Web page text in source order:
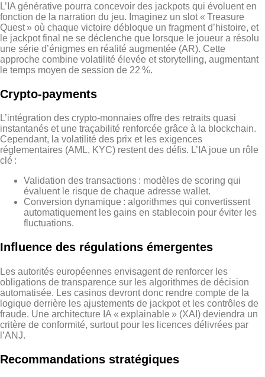
L’IA générative pourra concevoir des jackpots qui évoluent en
fonction de la narration du jeu. Imaginez un slot « Treasure
Quest » où chaque victoire débloque un fragment d’histoire, et
le jackpot final ne se déclenche que lorsque le joueur a résolu
une série d’énigmes en réalité augmentée (AR). Cette
approche combine volatilité élevée et storytelling, augmentant
le temps moyen de session de 22 %.
Crypto‑payments
L’intégration des crypto‑monnaies offre des retraits quasi
instantanés et une traçabilité renforcée grâce à la blockchain.
Cependant, la volatilité des prix et les exigences
réglementaires (AML, KYC) restent des défis. L’IA joue un rôle
clé :
Validation des transactions : modèles de scoring qui
évaluent le risque de chaque adresse wallet.
Conversion dynamique : algorithmes qui convertissent
automatiquement les gains en stablecoin pour éviter les
fluctuations.
Influence des régulations émergentes
Les autorités européennes envisagent de renforcer les
obligations de transparence sur les algorithmes de décision
automatisée. Les casinos devront donc rendre compte de la
logique derrière les ajustements de jackpot et les contrôles de
fraude. Une architecture IA « explainable » (XAI) deviendra un
critère de conformité, surtout pour les licences délivrées par
l’ANJ.
Recommandations stratégiques